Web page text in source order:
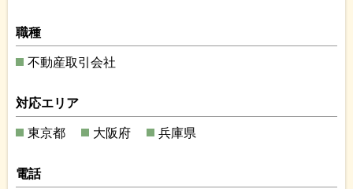
職種
不動産取引会社
対応エリア
東京都 大阪府 兵庫県
電話